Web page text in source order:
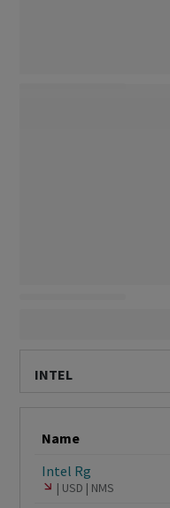
INTEL
Name
Intel Rg
USD NMS